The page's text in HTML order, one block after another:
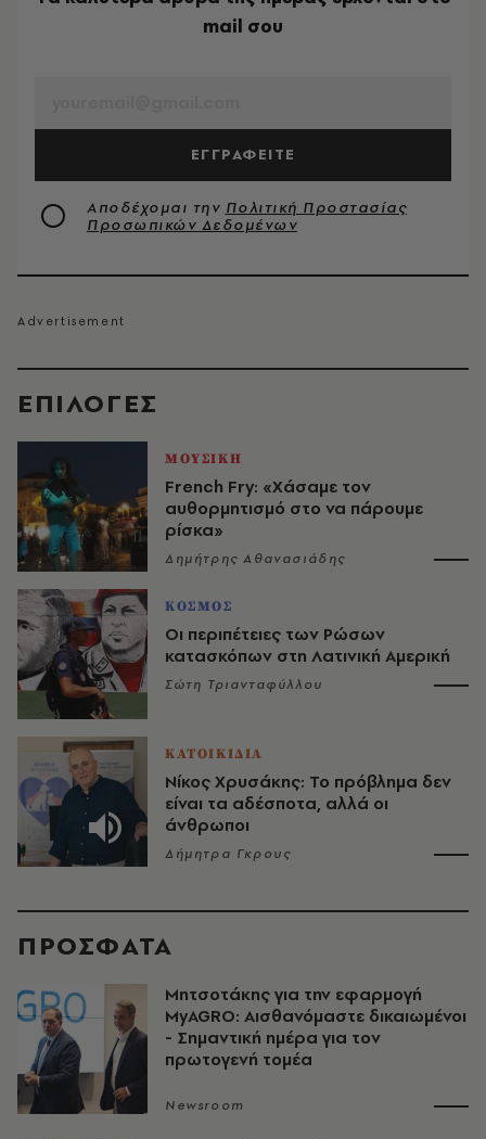
EΠΙΛΟΓΈΣ
ΜΟΥΣΙΚΗ
French Fry: «Χάσαμε τον
αυθορμητισμό στο να πάρουμε
ρίσκα»
Δημήτρης Αθανασιάδης
ΚΟΣΜΟΣ
Οι περιπέτειες των Ρώσων
κατασκόπων στη Λατινική Αμερική
Σώτη Τριανταφύλλου
ΚΑΤΟΙΚΙΔΙΑ
Νίκος Χρυσάκης: Το πρόβλημα δεν
είναι τα αδέσποτα, αλλά οι
άνθρωποι
Δήμητρα Γκρους
mail σου
ΕΓΓΡΑΦΕΙΤΕ
Αποδέχομαι την Πολιτική Προστασίας
Προσωπικών Δεδομένων
ΠΡΟΣΦΑΤΑ
Μητσοτάκης για την εφαρμογή
MyAGRO: Αισθανόμαστε δικαιωμένοι
- Σημαντική ημέρα για τον
πρωτογενή τομέα
Newsroom